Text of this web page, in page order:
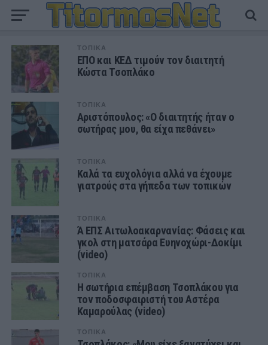
ΤΟΠΙΚΑ
ΕΠΟ και ΚΕΔ τιμούν τον διαιτητή
Κώστα Τσοπλάκο
ΤΟΠΙΚΑ
Αριστόπουλος: «Ο διαιτητής ήταν ο
σωτήρας μου, θα είχα πεθάνει»
ΤΟΠΙΚΑ
Καλά τα ευχολόγια αλλά να έχουμε
γιατρούς στα γήπεδα των τοπικών
ΤΟΠΙΚΑ
Ά ΕΠΣ Αιτωλοακαρνανίας: Φάσεις και
γκολ στη ματσάρα Ευηνοχώρι-Δοκίμι
(video)
ΤΟΠΙΚΑ
Η σωτήρια επέμβαση Τσοπλάκου για
τον ποδοσφαιριστή του Αστέρα
Καμαρούλας (video)
ΤΟΠΙΚΑ